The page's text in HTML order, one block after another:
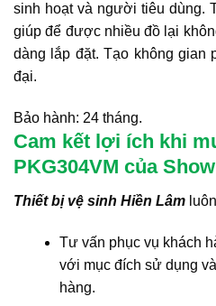
sinh hoạt và người tiêu dùng.
giúp để được nhiều đồ lại
dàng lắp đặt. Tạo không gian
đại.
Bảo hành: 24 tháng.
Cam kết lợi ích khi
PKG304VM của
Thiết bị vệ sinh Hiền Lâm luôn
Tư vấn phục vụ khách
với mục đích sử dụng
hàng.